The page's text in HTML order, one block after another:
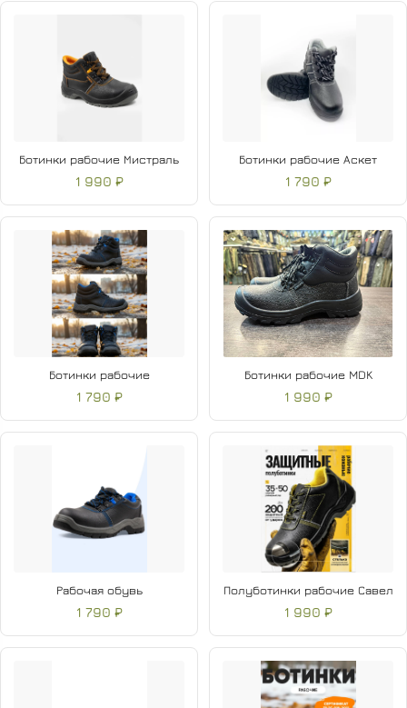
Ботинки рабочие Мистраль
1 990 ₽
Ботинки рабочие Аскет
1 790 ₽
Ботинки рабочие
1 790 ₽
Ботинки рабочие MDK
1 990 ₽
Рабочая обувь
1 790 ₽
Полуботинки рабочие Савел
1 990 ₽